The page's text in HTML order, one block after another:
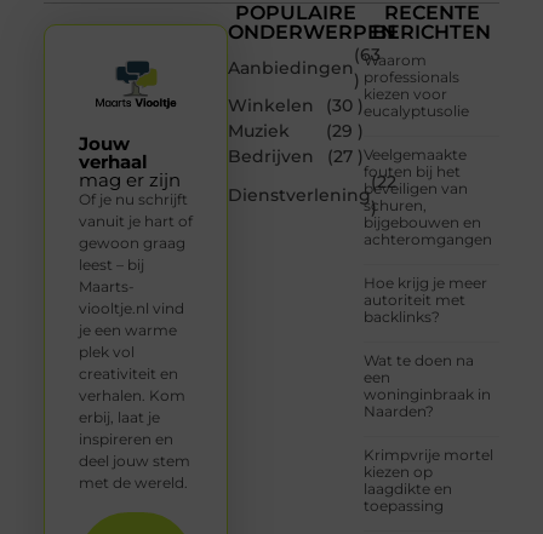
POPULAIRE
ONDERWERPEN
Aanbiedingen
(63
)
Winkelen
(30 )
Muziek
(29 )
Bedrijven
(27 )
Dienstverlening
(22
)
RECENTE
BERICHTEN
Waarom
professionals
kiezen voor
eucalyptusolie
Veelgemaakte
fouten bij het
beveiligen van
schuren,
bijgebouwen en
achteromgangen
Hoe krijg je meer
autoriteit met
backlinks?
Wat te doen na
een
woninginbraak in
Naarden?
Krimpvrije mortel
kiezen op
laagdikte en
toepassing
Jouw
verhaal
mag er zijn
Of je nu schrijft
vanuit je hart of
gewoon graag
leest – bij
Maarts-
viooltje.nl vind
je een warme
plek vol
creativiteit en
verhalen. Kom
erbij, laat je
inspireren en
deel jouw stem
met de wereld.